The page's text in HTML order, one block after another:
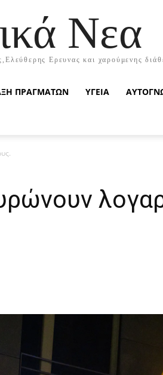
Νεα
Ερευνας και χαρούμενης
ΠΡΑΓΜΑΤΩΝ ΥΓΕΙΑ